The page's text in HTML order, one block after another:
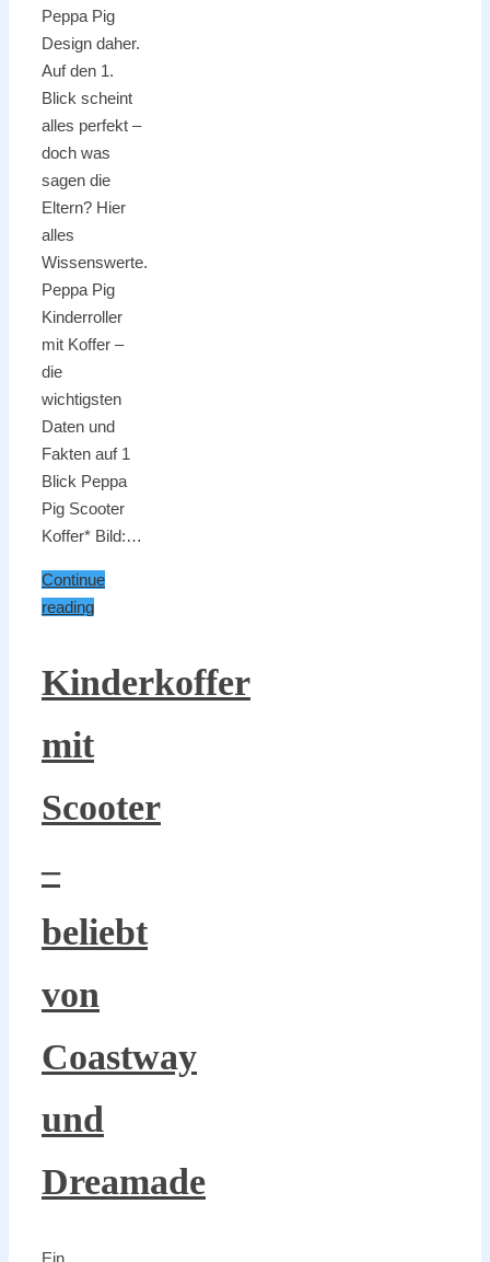
Peppa Pig
Design daher.
Auf den 1.
Blick scheint
alles perfekt –
doch was
sagen die
Eltern? Hier
alles
Wissenswerte.
Peppa Pig
Kinderroller
mit Koffer –
die
wichtigsten
Daten und
Fakten auf 1
Blick Peppa
Pig Scooter
Koffer* Bild:…
Continue
reading
Kinderkoffer
mit
Scooter
–
beliebt
von
Coastway
und
Dreamade
Ein